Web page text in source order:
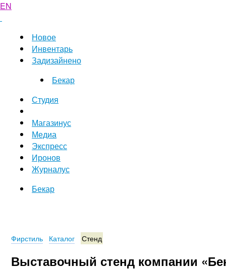
EN
Новое
Инвентарь
Задизайнено
Бекар
Студия
Магазинус
Медиа
Экспресс
Иронов
Журналус
Бекар
Фирстиль Каталог Стенд
Выставочный стенд компании